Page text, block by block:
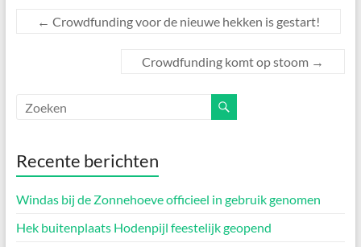
← Crowdfunding voor de nieuwe hekken is gestart!
Crowdfunding komt op stoom →
Recente berichten
Windas bij de Zonnehoeve officieel in gebruik genomen
Hek buitenplaats Hodenpijl feestelijk geopend